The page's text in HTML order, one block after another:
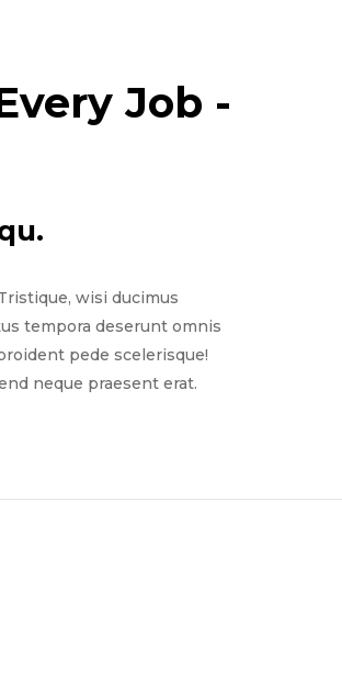
Job -
wisi ducimus
tempora deserunt omnis
pede scelerisque!
neque praesent erat.